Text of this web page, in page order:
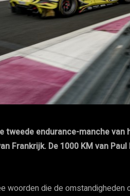
tweede endurance-manche
Frankrijk. De 1000 KM van
woorden die de